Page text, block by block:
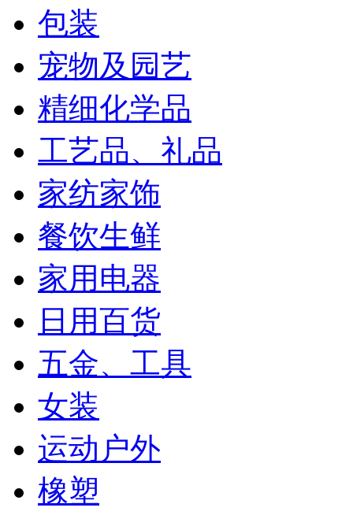
包装
宠物及园艺
精细化学品
工艺品、礼品
家纺家饰
餐饮生鲜
家用电器
日用百货
五金、工具
女装
运动户外
橡塑